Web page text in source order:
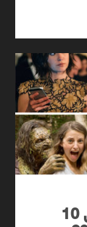
أفضل قائمة لأفضل 10